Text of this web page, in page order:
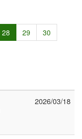
28 29
30
2026/03/18